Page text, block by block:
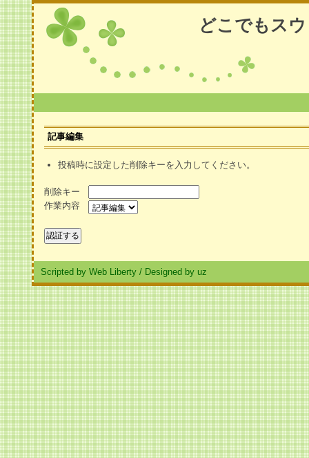
どこでもス
記事編集
投稿時に設定した削除キーを入力してください。
削除キー
作業内容
Scripted by Web Liberty / Designed by uz